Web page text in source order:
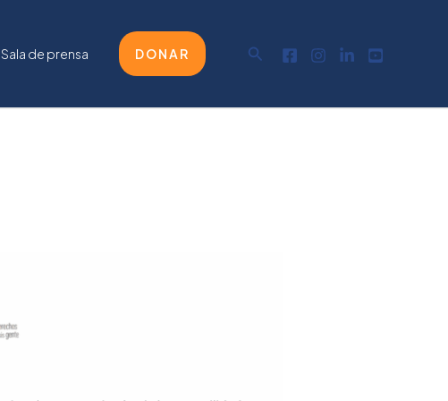
Sala de prensa DONAR Buscar